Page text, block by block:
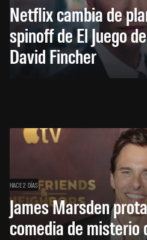
Netflix cambia de
spinoff de El Juego
David Fincher
HACE 2 DÍAS
James Marsden
comedia de misterio